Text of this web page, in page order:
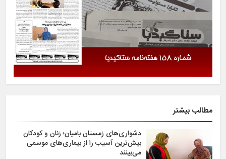
مطالب بیشتر
دشواری‌های زمستان بامیان؛ زنان و کودکان
بیش‌ترین آسیب را از بیماری‌های موسمی
می‌بینند